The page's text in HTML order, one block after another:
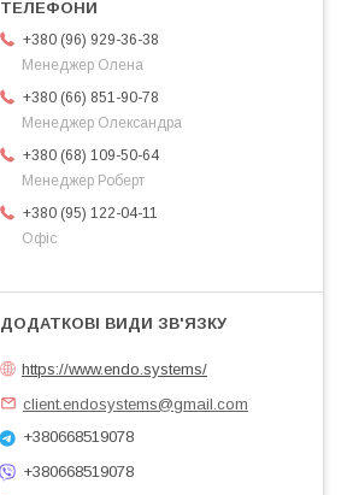
+380 (96) 929-36-38
Менеджер Олена
+380 (66) 851-90-78
Менеджер Олександра
+380 (68) 109-50-64
Менеджер Роберт
+380 (95) 122-04-11
Офіс
https://www.endo.systems/
client.endosystems@gmail.com
+380668519078
+380668519078